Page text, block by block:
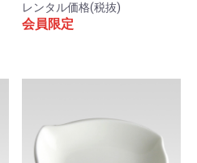
レンタル価格(税抜)
会員限定